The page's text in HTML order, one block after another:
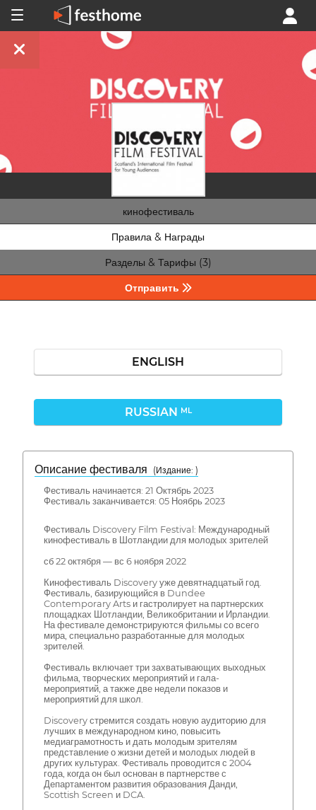
кинофестиваль
Правила & Награды
Разделы & Тарифы (3)
Отправить
ENGLISH
RUSSIAN ML
Описание фестиваля
( Издание: )
Фестиваль начинается: 21 Октябрь 2023
Фестиваль заканчивается: 05 Ноябрь 2023
Фестиваль Discovery Film Festival: Международный
кинофестиваль в Шотландии для молодых зрителей
сб 22 октября — вс 6 ноября 2022
Кинофестиваль Discovery уже девятнадцатый год.
Фестиваль, базирующийся в Dundee
Contemporary Arts и гастролирует на партнерских
площадках Шотландии, Великобритании и Ирландии.
На фестивале демонстрируются фильмы со всего
мира, специально разработанные для молодых
зрителей.
Фестиваль включает три захватывающих выходных
фильма, творческих мероприятий и гала-
мероприятий, а также две недели показов и
мероприятий для школ.
Discovery стремится создать новую аудиторию для
лучших в международном кино, повысить
медиаграмотность и дать молодым зрителям
представление о жизни детей и молодых людей в
других культурах. Фестиваль проводится с 2004
года, когда он был основан в партнерстве с
Департаментом развития образования Данди,
Scottish Screen и DCA.